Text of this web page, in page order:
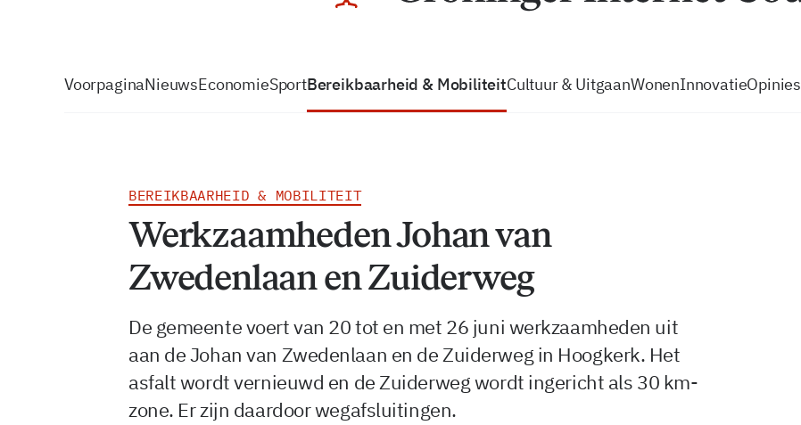
VoorpaginaNieuwsEconomieSportBereikbaarheid & MobiliteitCultuur & UitgaanWonenInnovatieOpinies
BEREIKBAARHEID & MOBILITEIT
Werkzaamheden Johan van
Zwedenlaan en Zuiderweg
De gemeente voert van 20 tot en met 26 juni werkzaamheden uit
aan de Johan van Zwedenlaan en de Zuiderweg in Hoogkerk. Het
asfalt wordt vernieuwd en de Zuiderweg wordt ingericht als 30 km-
zone. Er zijn daardoor wegafsluitingen.